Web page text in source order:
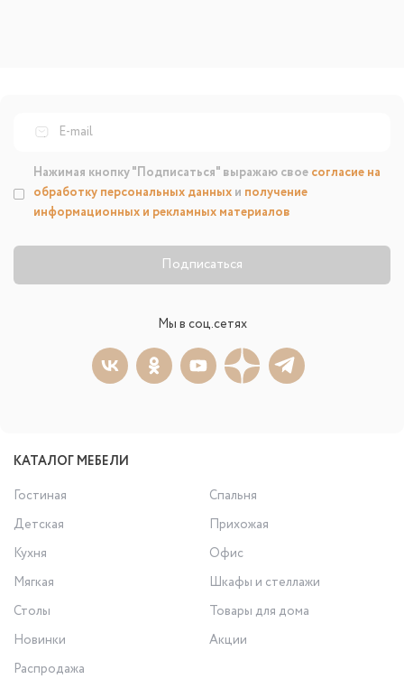
Подписаться
Нажимая кнопку "Подписаться" выражаю свое согласие на
обработку персональных данных и получение
информационных и рекламных материалов
Мы в соц.сетях
КАТАЛОГ МЕБЕЛИ
Гостиная
Спальня
Детская
Прихожая
Кухня
Офис
Мягкая
Шкафы и стеллажи
Столы
Товары для дома
Новинки
Акции
Распродажа